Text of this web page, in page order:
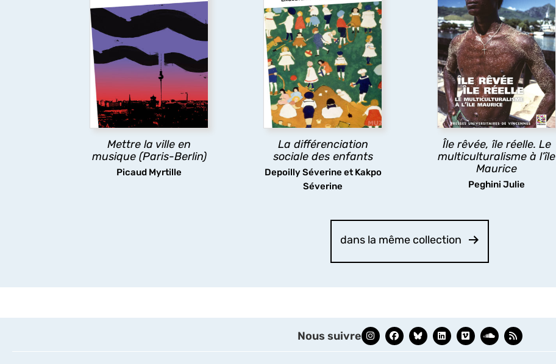
Mettre la ville en
musique (Paris-Berlin)
Picaud Myrtille
musique (Paris-Berlin)
En croisant sociologie de la
culture, sociologie urbaine et
sociologie des professions,
Myrtille Picaud analyse les
hiérarchies et les
transformations des scènes
musicales contemporaines
La différenciation
sociale des enfants
Depoilly Séverine et Kakpo
Séverine
sociale des enfants
Comment se construisent
les dispositions sociales des
enfants ? L'ouvrage apporte
des éléments de réponse en
centrant l’attention sur les
familles et sur les processus
par lesquels se construit la
différenciation sociale de
l’enfance.
découvrir
Île rêvée, île réelle. Le
multiculturalisme à l’île
Maurice
Peghini Julie
Île rêvée, île réelle. Le
multiculturalisme à l’île
Maurice
On la nomme île arc-en-ciel,
île-écriture et c’est une île-
carrefour, car elle réunit
l’Afrique, l’Europe et l’Asie.
découvrir
dans la même collection
Nous suivre